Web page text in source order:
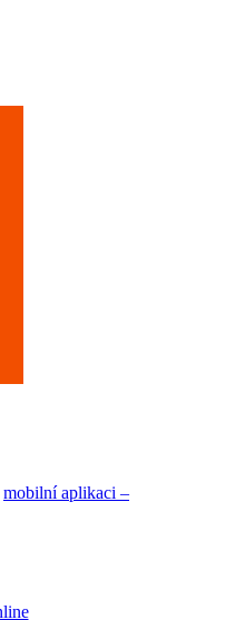
mobilní aplikaci –